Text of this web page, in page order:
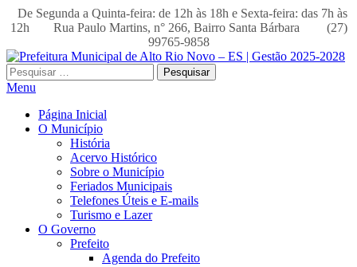
De Segunda a Quinta-feira: de 12h às 18h e Sexta-feira: das 7h às
12h
Rua Paulo Martins, n° 266, Bairro Santa Bárbara
(27)
99765-9858
Pesquisar
por:
Menu
Página Inicial
O Município
História
Acervo Histórico
Sobre o Município
Feriados Municipais
Telefones Úteis e E-mails
Turismo e Lazer
O Governo
Prefeito
Agenda do Prefeito